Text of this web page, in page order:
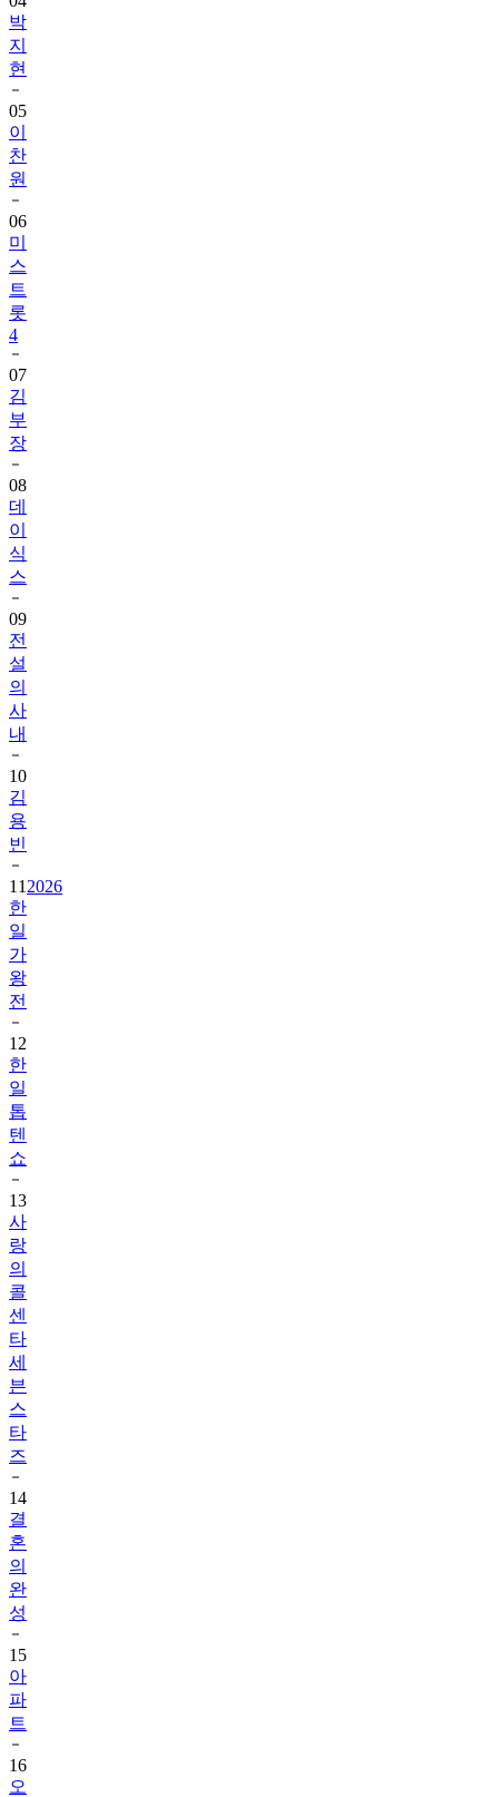
박
지
현
05
이
찬
원
06
미
스
트
롯
4
07
김
부
장
08
데
이
식
스
09
전
설
의
사
내
10
김
용
빈
11 2026
한
일
가
왕
전
12
한
일
톱
텐
쇼
13
사
랑
의
콜
센
타
세
븐
스
타
즈
14
결
혼
의
완
성
15
아
파
트
16
오